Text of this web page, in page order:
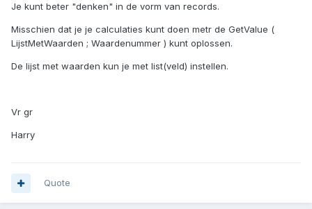
Je kunt beter "denken" in de vorm van records.
Misschien dat je je calculaties kunt doen metr de GetValue (
LijstMetWaarden ; Waardenummer ) kunt oplossen.
De lijst met waarden kun je met list(veld) instellen.
Vr gr
Harry
Quote